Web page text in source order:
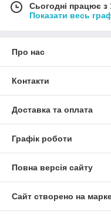
Сьогодні працює з
Показати весь
Про нас
Контакти
Доставка та оплата
Графік роботи
Повна версія сайту
Сайт створено на